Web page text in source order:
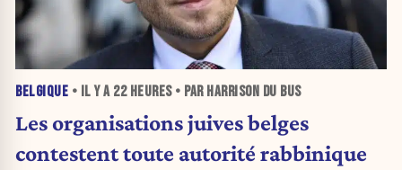
BELGIQUE • IL Y A 22 HEURES• PAR HARRISON DU BUS
Les organisations juives belges
contestent toute autorité rabbinique